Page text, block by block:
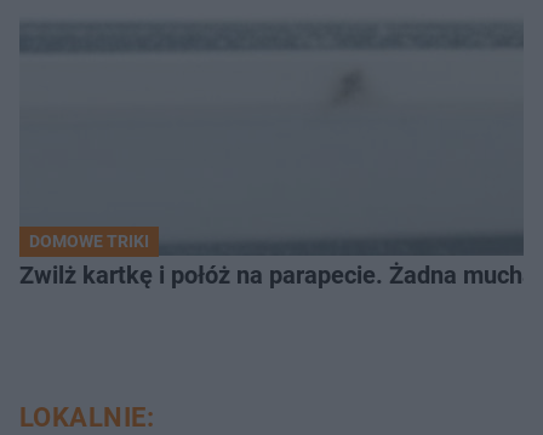
DOMOWE TRIKI
Zwilż kartkę i połóż na parapecie. Żadna
LOKALNIE: